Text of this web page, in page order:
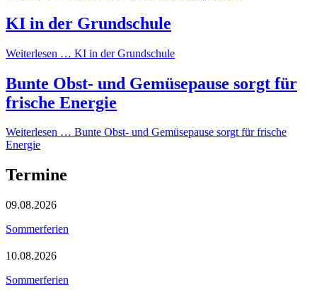
KI in der Grundschule
Weiterlesen … KI in der Grundschule
Bunte Obst- und Gemüsepause sorgt für
frische Energie
Weiterlesen … Bunte Obst- und Gemüsepause sorgt für frische
Energie
Termine
09.08.2026
Sommerferien
10.08.2026
Sommerferien